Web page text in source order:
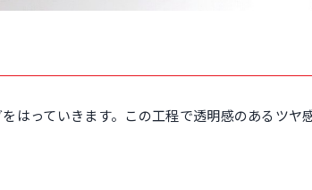
はっていきます。この工程で透明感のあるツヤ